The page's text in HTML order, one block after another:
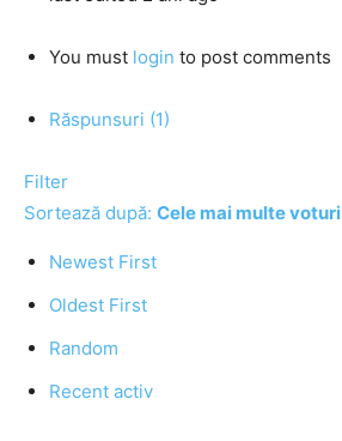
You must login to post comments
Răspunsuri (1)
Filter
Sortează după: Cele mai multe voturi
Newest First
Oldest First
Random
Recent activ